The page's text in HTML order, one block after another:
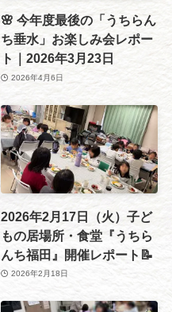
🌸 今年度最後の「うちらん
ち垂水」お楽しみ会レポー
ト｜2026年3月23日
2026年4月6日
2026年2月17日（火）子ど
もの居場所・食堂『うちら
んち福田』開催レポート📝
2026年2月18日